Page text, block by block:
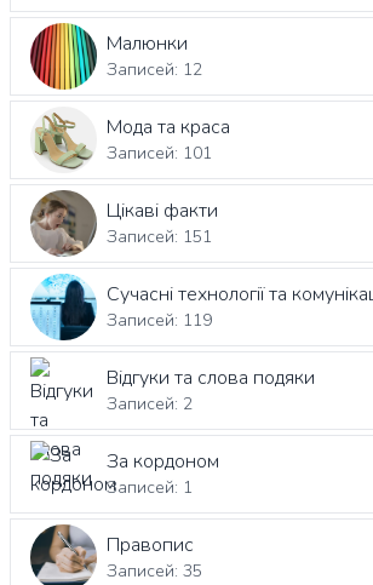
Малюнки
Записей: 12
Мода та краса
Записей: 101
Цікаві факти
Записей: 151
Сучасні технології та
Записей: 119
Відгуки та слова подяки
Записей: 2
За кордоном
Записей: 1
Правопис
Записей: 35